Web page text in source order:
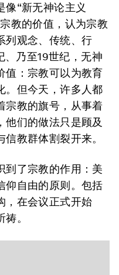
像“新无神论主义
教的价值，认为宗教
列观念、传统、行
、乃至19世纪，无神
值：宗教可以为教育
。但今天，许多人都
宗教的旗号，从事着
他们的做法只是顾及
教群体割裂开来。
到了宗教的作用：美
仰自由的原则。包括
，在会议正式开始
。